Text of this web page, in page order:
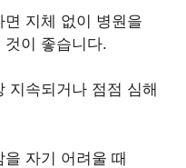
지체 없이 병원을
이 좋습니다.
지속되거나 점점 심해
자기 어려울 때